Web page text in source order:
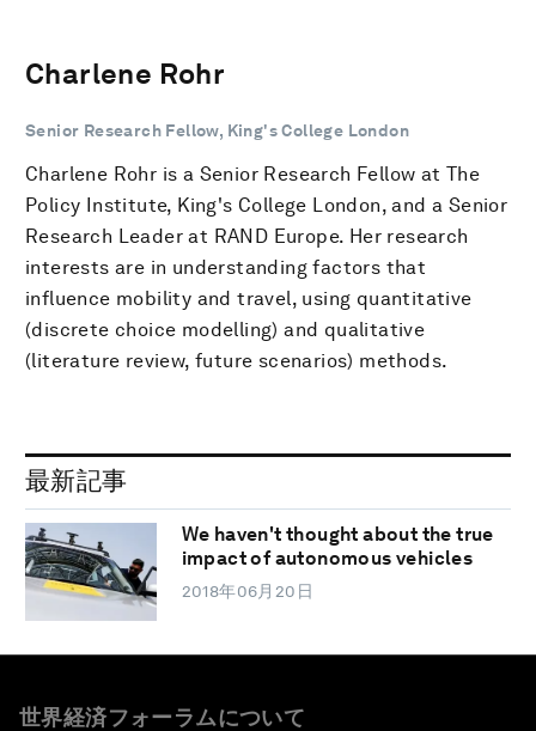
Charlene Rohr
Senior Research Fellow, King's College London
Charlene Rohr is a Senior Research Fellow at The
Policy Institute, King's College London, and a Senior
Research Leader at RAND Europe. Her research
interests are in understanding factors that
influence mobility and travel, using quantitative
(discrete choice modelling) and qualitative
(literature review, future scenarios) methods.
最新記事
We haven't thought about the true
impact of autonomous vehicles
2018年06月20日
世界経済フォーラムについて